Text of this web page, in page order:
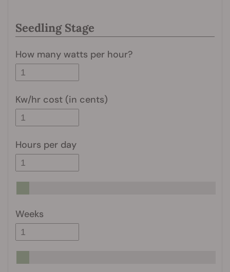
Seedling Stage
How many watts per hour?
Kw/hr cost (in cents)
Hours per day
Weeks